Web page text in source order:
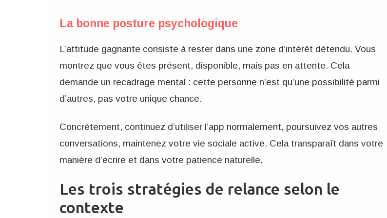
La bonne posture psychologique
L’attitude gagnante consiste à rester dans une zone d’intérêt détendu. Vous
montrez que vous êtes présent, disponible, mais pas en attente. Cela
demande un recadrage mental : cette personne n’est qu’une possibilité parmi
d’autres, pas votre unique chance.
Concrètement, continuez d’utiliser l’app normalement, poursuivez vos autres
conversations, maintenez votre vie sociale active. Cela transparaît dans votre
manière d’écrire et dans votre patience naturelle.
Les trois stratégies de relance selon le
contexte